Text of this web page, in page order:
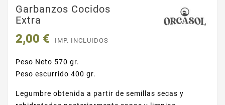
Garbanzos Cocidos
Extra
2,00 € IMP. INCLUIDOS
Peso Neto 570 gr.
Peso escurrido 400 gr.
Legumbre obtenida a partir de semillas secas y